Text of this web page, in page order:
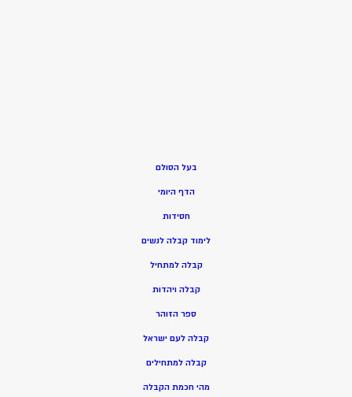
בעל הסולם
הדף היומי
חסידות
לימוד קבלה לנשים
קבלה למתחיל
קבלה ויהדות
ספר הזוהר
קבלה לעם ישראל
קבלה למתחילים
מהי חכמת הקבלה